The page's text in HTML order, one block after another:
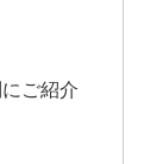
ご紹介